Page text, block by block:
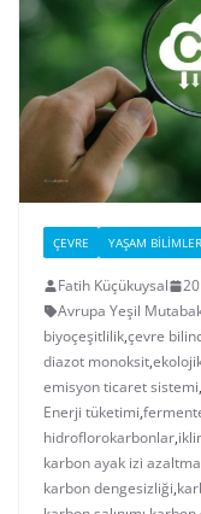
ÇEVRE YAŞAM
Fatih Küçükuysal
Avrupa Yeşil
biyoçeşitlilik,çevre
diazot monoksit,
emisyon ticaret sistemi,
Enerji tüketimi,
hidroflorokarbonlar,
karbon ayak izi azaltma
karbon dengesizliği,